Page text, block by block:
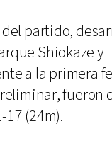
partido,
Shiokaze y
a la primera
fueron
17 (24m).